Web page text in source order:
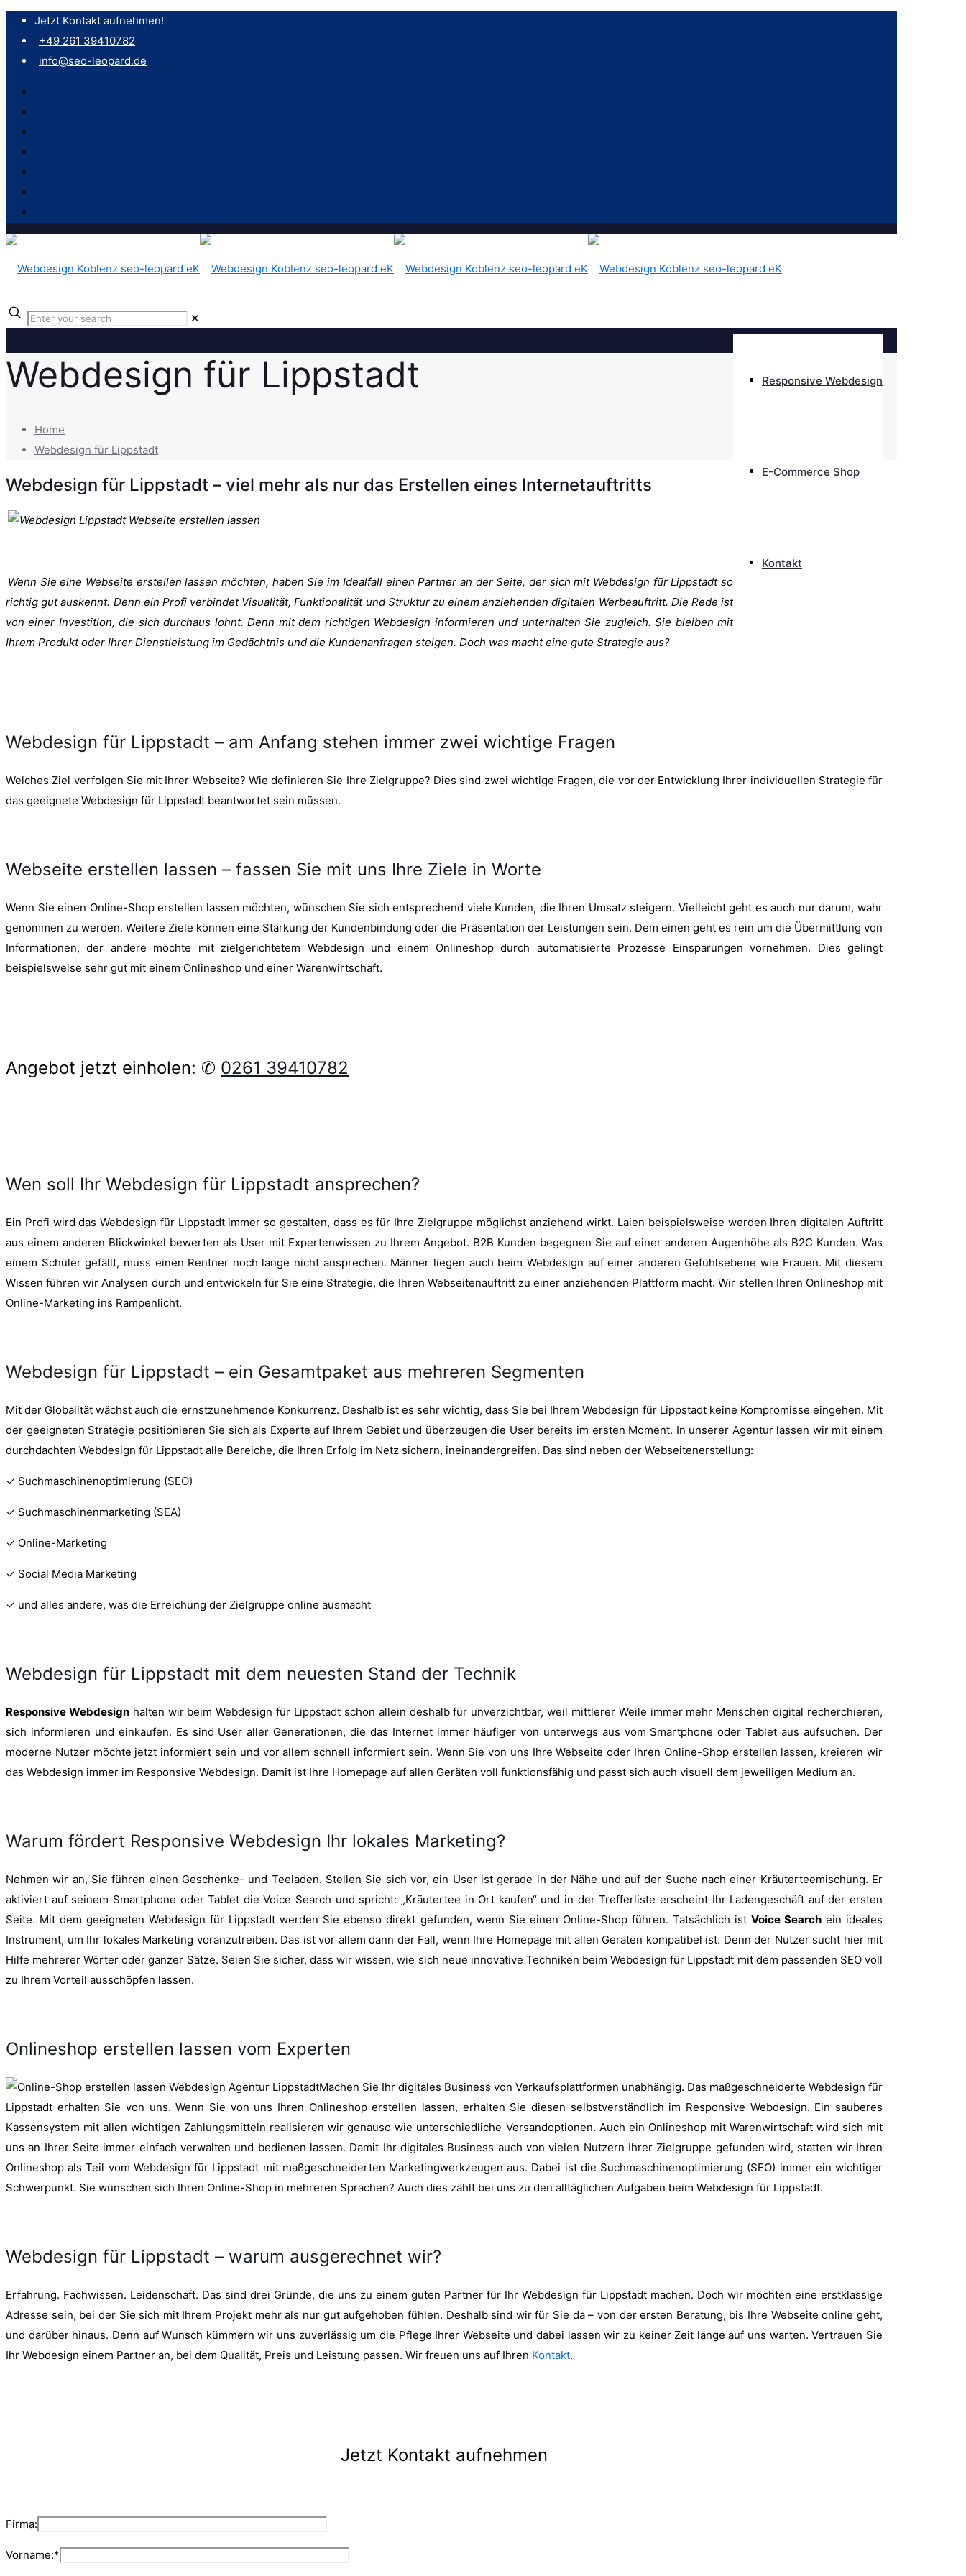
Jetzt Kontakt aufnehmen!
+49 261 39410782
info@seo-leopard.de
Responsive Webdesign
E-Commerce Shop
Kontakt
✕
Webdesign für Lippstadt
Home
Webdesign für Lippstadt
Webdesign für Lippstadt – viel mehr als nur das Erstellen eines Internetauftritts
Wenn Sie eine Webseite erstellen lassen möchten, haben Sie im Idealfall einen Partner an der Seite, der sich mit Webdesign für Lippstadt so
richtig gut auskennt. Denn ein Profi verbindet Visualität, Funktionalität und Struktur zu einem anziehenden digitalen Werbeauftritt. Die Rede ist
von einer Investition, die sich durchaus lohnt. Denn mit dem richtigen Webdesign informieren und unterhalten Sie zugleich. Sie bleiben mit
Ihrem Produkt oder Ihrer Dienstleistung im Gedächtnis und die Kundenanfragen steigen. Doch was macht eine gute Strategie aus?
Webdesign für Lippstadt – am Anfang stehen immer zwei wichtige Fragen
Welches Ziel verfolgen Sie mit Ihrer Webseite? Wie definieren Sie Ihre Zielgruppe? Dies sind zwei wichtige Fragen, die vor der Entwicklung Ihrer individuellen Strategie für
das geeignete Webdesign für Lippstadt beantwortet sein müssen.
Webseite erstellen lassen – fassen Sie mit uns Ihre Ziele in Worte
Wenn Sie einen Online-Shop erstellen lassen möchten, wünschen Sie sich entsprechend viele Kunden, die Ihren Umsatz steigern. Vielleicht geht es auch nur darum, wahr
genommen zu werden. Weitere Ziele können eine Stärkung der Kundenbindung oder die Präsentation der Leistungen sein. Dem einen geht es rein um die Übermittlung von
Informationen, der andere möchte mit zielgerichtetem Webdesign und einem Onlineshop durch automatisierte Prozesse Einsparungen vornehmen. Dies gelingt
beispielsweise sehr gut mit einem Onlineshop und einer Warenwirtschaft.
Angebot jetzt einholen: ✆ 0261 39410782
Wen soll Ihr Webdesign für Lippstadt ansprechen?
Ein Profi wird das Webdesign für Lippstadt immer so gestalten, dass es für Ihre Zielgruppe möglichst anziehend wirkt. Laien beispielsweise werden Ihren digitalen Auftritt
aus einem anderen Blickwinkel bewerten als User mit Expertenwissen zu Ihrem Angebot. B2B Kunden begegnen Sie auf einer anderen Augenhöhe als B2C Kunden. Was
einem Schüler gefällt, muss einen Rentner noch lange nicht ansprechen. Männer liegen auch beim Webdesign auf einer anderen Gefühlsebene wie Frauen. Mit diesem
Wissen führen wir Analysen durch und entwickeln für Sie eine Strategie, die Ihren Webseitenauftritt zu einer anziehenden Plattform macht. Wir stellen Ihren Onlineshop mit
Online-Marketing ins Rampenlicht.
Webdesign für Lippstadt – ein Gesamtpaket aus mehreren Segmenten
Mit der Globalität wächst auch die ernstzunehmende Konkurrenz. Deshalb ist es sehr wichtig, dass Sie bei Ihrem Webdesign für Lippstadt keine Kompromisse eingehen. Mit
der geeigneten Strategie positionieren Sie sich als Experte auf Ihrem Gebiet und überzeugen die User bereits im ersten Moment. In unserer Agentur lassen wir mit einem
durchdachten Webdesign für Lippstadt alle Bereiche, die Ihren Erfolg im Netz sichern, ineinandergreifen. Das sind neben der Webseitenerstellung:
✓ Suchmaschinenoptimierung (SEO)
✓ Suchmaschinenmarketing (SEA)
✓ Online-Marketing
✓ Social Media Marketing
✓ und alles andere, was die Erreichung der Zielgruppe online ausmacht
Webdesign für Lippstadt mit dem neuesten Stand der Technik
Responsive Webdesignhalten wir beim Webdesign für Lippstadt schon allein deshalb für unverzichtbar, weil mittlerer Weile immer mehr Menschen digital recherchieren,
sich informieren und einkaufen. Es sind User aller Generationen, die das Internet immer häufiger von unterwegs aus vom Smartphone oder Tablet aus aufsuchen. Der
moderne Nutzer möchte jetzt informiert sein und vor allem schnell informiert sein. Wenn Sie von uns Ihre Webseite oder Ihren Online-Shop erstellen lassen, kreieren wir
das Webdesign immer im Responsive Webdesign. Damit ist Ihre Homepage auf allen Geräten voll funktionsfähig und passt sich auch visuell dem jeweiligen Medium an.
Warum fördert Responsive Webdesign Ihr lokales Marketing?
Nehmen wir an, Sie führen einen Geschenke- und Teeladen. Stellen Sie sich vor, ein User ist gerade in der Nähe und auf der Suche nach einer Kräuterteemischung. Er
aktiviert auf seinem Smartphone oder Tablet die Voice Search und spricht: „Kräutertee in Ort kaufen“ und in der Trefferliste erscheint Ihr Ladengeschäft auf der ersten
Seite. Mit dem geeigneten Webdesign für Lippstadt werden Sie ebenso direkt gefunden, wenn Sie einen Online-Shop führen. Tatsächlich ist Voice Searchein ideales
Instrument, um Ihr lokales Marketing voranzutreiben. Das ist vor allem dann der Fall, wenn Ihre Homepage mit allen Geräten kompatibel ist. Denn der Nutzer sucht hier mit
Hilfe mehrerer Wörter oder ganzer Sätze. Seien Sie sicher, dass wir wissen, wie sich neue innovative Techniken beim Webdesign für Lippstadt mit dem passenden SEO voll
zu Ihrem Vorteil ausschöpfen lassen.
Onlineshop erstellen lassen vom Experten
Machen Sie Ihr digitales Business von Verkaufsplattformen unabhängig. Das maßgeschneiderte Webdesign für
Lippstadt erhalten Sie von uns. Wenn Sie von uns Ihren Onlineshop erstellen lassen, erhalten Sie diesen selbstverständlich im Responsive Webdesign. Ein sauberes
Kassensystem mit allen wichtigen Zahlungsmitteln realisieren wir genauso wie unterschiedliche Versandoptionen. Auch ein Onlineshop mit Warenwirtschaft wird sich mit
uns an Ihrer Seite immer einfach verwalten und bedienen lassen. Damit Ihr digitales Business auch von vielen Nutzern Ihrer Zielgruppe gefunden wird, statten wir Ihren
Onlineshop als Teil vom Webdesign für Lippstadt mit maßgeschneiderten Marketingwerkzeugen aus. Dabei ist die Suchmaschinenoptimierung (SEO) immer ein wichtiger
Schwerpunkt. Sie wünschen sich Ihren Online-Shop in mehreren Sprachen? Auch dies zählt bei uns zu den alltäglichen Aufgaben beim Webdesign für Lippstadt.
Webdesign für Lippstadt – warum ausgerechnet wir?
Erfahrung. Fachwissen. Leidenschaft. Das sind drei Gründe, die uns zu einem guten Partner für Ihr Webdesign für Lippstadt machen. Doch wir möchten eine erstklassige
Adresse sein, bei der Sie sich mit Ihrem Projekt mehr als nur gut aufgehoben fühlen. Deshalb sind wir für Sie da – von der ersten Beratung, bis Ihre Webseite online geht,
und darüber hinaus. Denn auf Wunsch kümmern wir uns zuverlässig um die Pflege Ihrer Webseite und dabei lassen wir zu keiner Zeit lange auf uns warten. Vertrauen Sie
Ihr Webdesign einem Partner an, bei dem Qualität, Preis und Leistung passen. Wir freuen uns auf Ihren Kontakt.
Jetzt Kontakt aufnehmen
Firma:
Vorname:*